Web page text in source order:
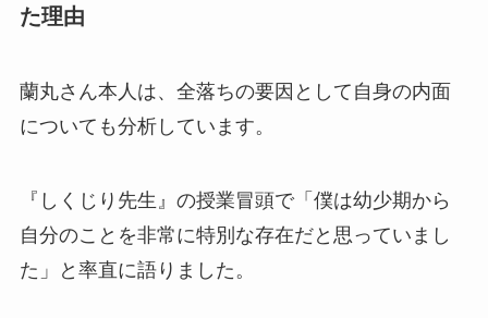
た理由
蘭丸さん本人は、全落ちの要因として自身の内面
についても分析しています。
『しくじり先生』の授業冒頭で「僕は幼少期から
自分のことを非常に特別な存在だと思っていまし
た」と率直に語りました。